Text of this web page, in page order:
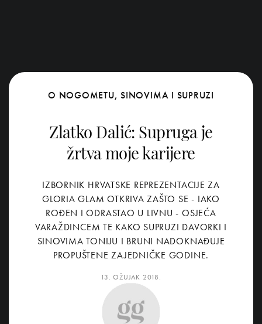
O NOGOMETU, SINOVIMA I SUPRUZI
Zlatko Dalić: Supruga je
žrtva moje karijere
IZBORNIK HRVATSKE REPREZENTACIJE ZA
GLORIA GLAM OTKRIVA ZAŠTO SE - IAKO
ROĐEN I ODRASTAO U LIVNU - OSJEĆA
VARAŽDINCEM TE KAKO SUPRUZI DAVORKI I
SINOVIMA TONIJU I BRUNI NADOKNAĐUJE
PROPUŠTENE ZAJEDNIČKE GODINE.
13. OŽUJAK 2018.